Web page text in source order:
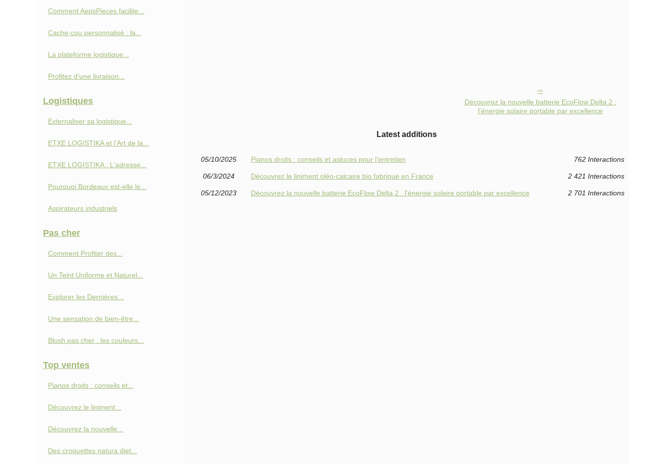
Découvrez la nouvelle batterie EcoFlow Delta 2 :
l'énergie solaire portable par excellence
Latest additions
05/10/2025 Pianos droits : conseils et astuces pour l'entretien 762 Interactions
06/3/2024 Découvrez le liniment oléo-calcaire bio fabriqué en France 2 421 Interactions
05/12/2023 Découvrez la nouvelle batterie EcoFlow Delta 2 : l'énergie solaire portable par excellence 2 701 Interactions
Comment AepsPieces facilite...
Cache-cou personnalisé : la...
La plateforme logistique...
Profitez d'une livraison...
Logistiques
Externaliser sa logistique...
ETXE LOGISTIKA et l'Art de la...
ETXE LOGISTIKA : L'adresse...
Pourquoi Bordeaux est-elle le...
Aspirateurs industriels
Pas cher
Comment Profiter des...
Un Teint Uniforme et Naturel...
Explorer les Dernières...
Une sensation de bien-être...
Blush pas cher : les couleurs...
Top ventes
Pianos droits : conseils et...
Découvrez le liniment...
Découvrez la nouvelle...
Des croquettes natura diet...